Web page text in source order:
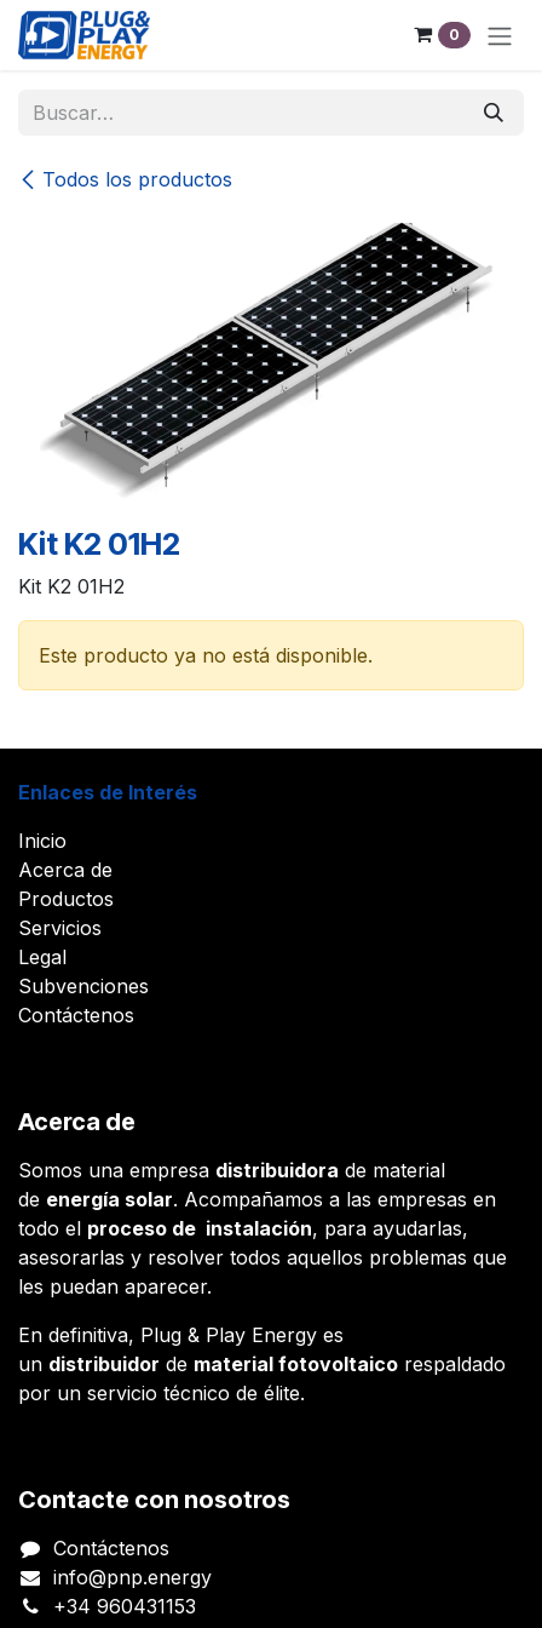
Ir al contenido
0
Todos los productos
Kit K2 01H2
Kit K2 01H2
Este producto ya no está disponible.
Enlaces de Interés
Inicio
Acerca de
Productos
Servicios
Legal
Subvenciones
Contáctenos
Acerca de
Somos una empresa distribuidora de material
de energía solar. Acompañamos a las empresas en
todo el proceso de instalación, para ayudarlas,
asesorarlas y resolver todos aquellos problemas que
les puedan aparecer.
En definitiva, Plug & Play Energy es
un distribuidor de material fotovoltaico respaldado
por un servicio técnico de élite.
Contacte con nosotros
Contáctenos
info@pnp.energy
+34 960431153